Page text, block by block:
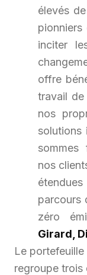
élevés
inciter
offre
travail de
nos
solutions
sommes
nos
parcours
zéro
Girard,
Le
regroupe trois